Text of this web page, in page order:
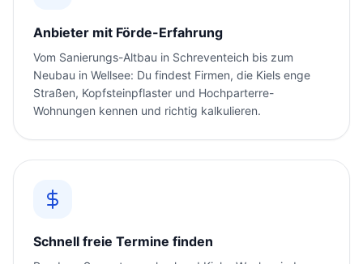
Anbieter mit Förde-Erfahrung
Vom Sanierungs-Altbau in Schreventeich bis zum
Neubau in Wellsee: Du findest Firmen, die Kiels enge
Straßen, Kopfsteinpflaster und Hochparterre-
Wohnungen kennen und richtig kalkulieren.
Schnell freie Termine finden